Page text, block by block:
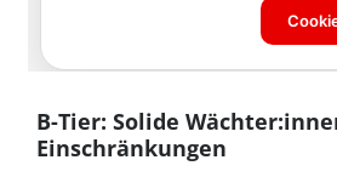
B-Tier: Solide
Einschränkungen